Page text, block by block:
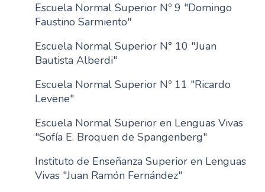
Escuela Normal Superior Nº 9 "Domingo
Faustino Sarmiento"
Escuela Normal Superior N° 10 "Juan
Bautista Alberdi"
Escuela Normal Superior Nº 11 "Ricardo
Levene"
Escuela Normal Superior en Lenguas Vivas
"Sofía E. Broquen de Spangenberg"
Instituto de Enseñanza Superior en Lenguas
Vivas "Juan Ramón Fernández"